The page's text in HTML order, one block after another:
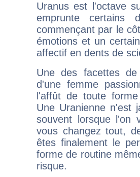
Uranus est l'octave
emprunte
commençant par le
émotions et un
affectif en dents de
Une des facettes
d'une femme
l'affût de toute
Une Uranienne n'est
souvent lorsque l'on
vous changez tout,
êtes finalement le
forme de routine
risque.